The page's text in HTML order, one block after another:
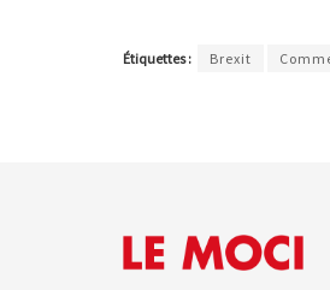
Étiquettes : Brexit